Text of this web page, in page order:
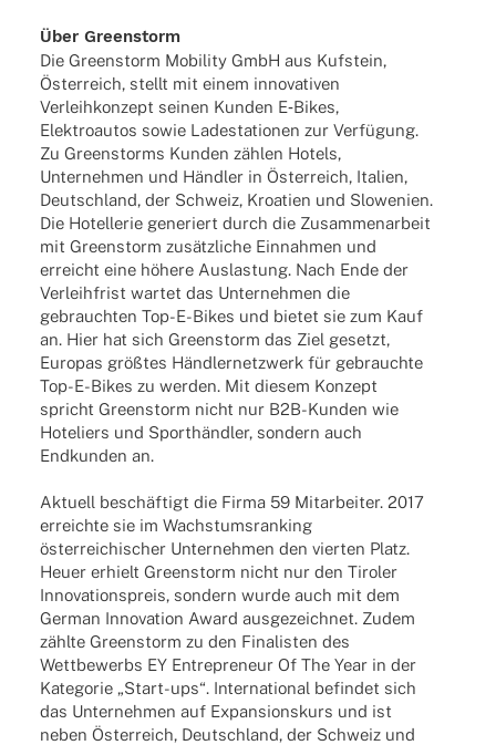
Über Green­storm
Die Green­storm Mobi­lity GmbH aus Kufstein,
Öster­reich, stellt mit einem inno­va­ti­ven
Verleih­kon­zept seinen Kunden E‑Bikes,
Elek­tro­au­tos sowie Lade­sta­tio­nen zur Verfü­gung.
Zu Green­storms Kunden zählen Hotels,
Unter­neh­men und Händ­ler in Öster­reich, Italien,
Deutsch­land, der Schweiz, Kroa­tien und Slowe­nien.
Die Hotel­le­rie gene­riert durch die Zusam­men­ar­beit
mit Green­storm zusätz­li­che Einnah­men und
erreicht eine höhere Auslas­tung. Nach Ende der
Verleih­frist wartet das Unter­neh­men die
gebrauch­ten Top-E-Bikes und bietet sie zum Kauf
an. Hier hat sich Green­storm das Ziel gesetzt,
Euro­pas größ­tes Händ­ler­netz­werk für gebrauchte
Top-E-Bikes zu werden. Mit diesem Konzept
spricht Green­storm nicht nur B2B-Kunden wie
Hote­liers und Sport­händ­ler, sondern auch
Endkun­den an.
Aktu­ell beschäf­tigt die Firma 59 Mitar­bei­ter. 2017
erreichte sie im Wachs­tums­ran­king
öster­rei­chi­scher Unter­neh­men den vier­ten Platz.
Heuer erhielt Green­storm nicht nur den Tiro­ler
Inno­va­ti­ons­preis, sondern wurde auch mit dem
German Inno­va­tion Award ausge­zeich­net. Zudem
zählte Green­storm zu den Fina­lis­ten des
Wett­be­werbs EY Entre­pre­neur Of The Year in der
Kate­go­rie „Start-ups“. Inter­na­tio­nal befin­det sich
das Unter­neh­men auf Expan­si­ons­kurs und ist
neben Öster­reich, Deutsch­land, der Schweiz und